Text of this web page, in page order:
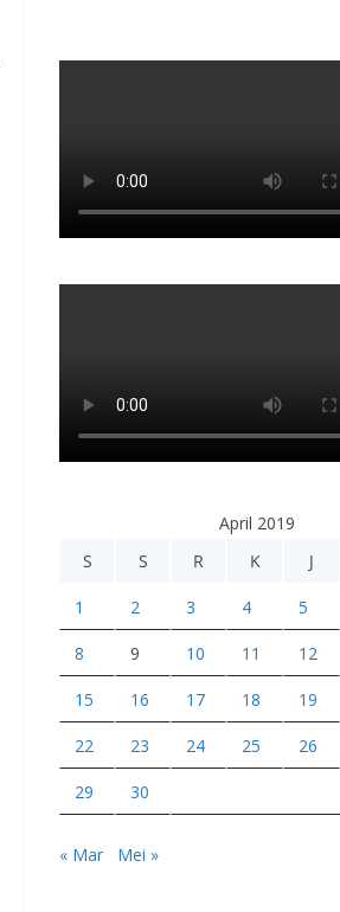
April 2019
S
S R K J
1 2 3 4 5
8 9 10 11 12
15 16 17 18 19
22 23 24 25 26
29 30
« Mar Mei »